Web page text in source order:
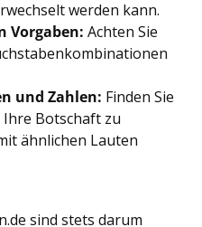
werden kann.
Vorgaben: Achten Sie
und Zahlen: Finden Sie
Botschaft zu
ähnlichen Lauten
sind stets darum